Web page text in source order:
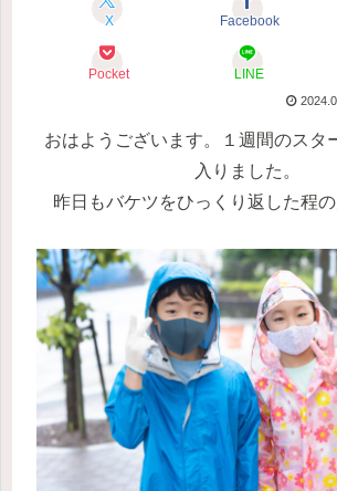
X Facebook
Pocket LINE
おはようございます。
１週間のスタ
入りました。
昨日もバケツをひっくり返した程の